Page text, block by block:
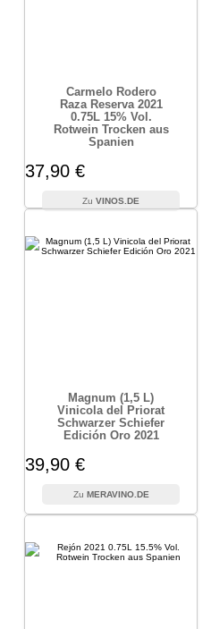
Carmelo Rodero
Raza Reserva 2021
0.75L 15% Vol.
Rotwein Trocken aus
Spanien
37,90 €
VINOS.DE
Magnum (1,5 L)
Vinicola del Priorat
Schwarzer Schiefer
Edición Oro 2021
39,90 €
MERAVINO.DE